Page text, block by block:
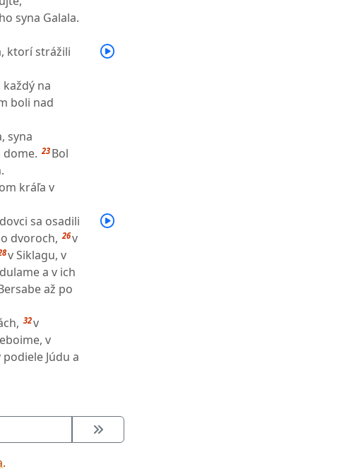
syna Galala.
ktorí strážili
na
boli nad
syna
dome. 23 Bol
kráľa v
sa osadili
dvoroch, 26v
v Siklagu, v
a v ich
až po
32v
v
Júdu a